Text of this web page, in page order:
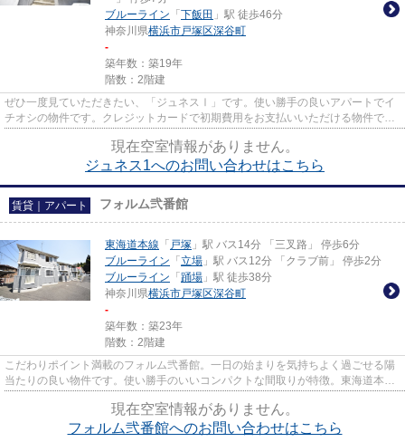
ブルーライン 「 下飯田 」駅 徒歩46分
神奈川県横浜市戸塚区深谷町
-
築年数：築19年
階数：2階建
ぜひ一度見ていただきたい、「ジュネスⅠ」です。使い勝手の良いアパートでイ
チオシの物件です。クレジットカードで初期費用をお支払いいただける物件で
現在空室情報がありません。
ジュネス1へのお問い合わせはこちら
賃貸｜アパート フォルム弐番館
東海道本線 「 戸塚 」駅 バス14分 「三叉路」 停歩6分
ブルーライン 「 立場 」駅 バス12分 「クラブ前」 停歩2分
ブルーライン 「 踊場 」駅 徒歩38分
神奈川県横浜市戸塚区深谷町
-
築年数：築23年
階数：2階建
こだわりポイント満載のフォルム弐番館。一日の始まりを気持ちよく過ごせる陽
当たりの良い物件です。使い勝手のいいコンパクトな間取りが特徴。東海道本線
現在空室情報がありません。
フォルム弐番館へのお問い合わせはこちら